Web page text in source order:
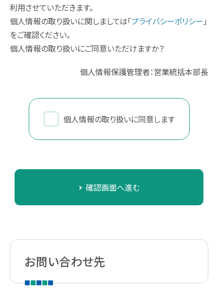
利用させていただきます。
個人情報の取り扱いに関しましては「プライバシーポリシー 」
をご確認ください。
個人情報の取り扱いにご同意いただけますか？
個人情報保護管理者：営業統括本部長
個人情報の取り扱いに同意します
確認画面へ進む
お問い合わせ先